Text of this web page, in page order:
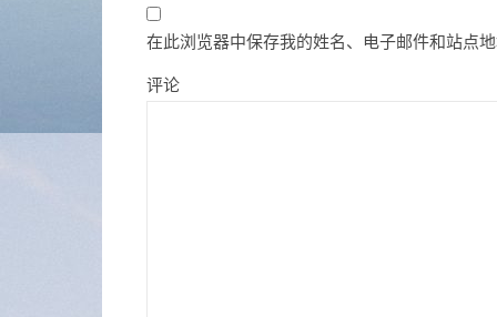
在此浏览器中保存我的姓名、电子邮件和站点
评论